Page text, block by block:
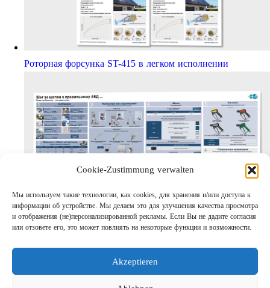
Cookie-Zustimmung verwalten
Мы используем такие технологии, как cookies, для хранения и/или доступа к
информации об устройстве. Мы делаем это для улучшения качества просмотра
и отображения (не)персонализированной рекламы. Если Вы не дадите согласия
или отзовете его, это может повлиять на некоторые функции и возможности.
Akzeptieren
Роторная форсунка ST-415 в легком исполнении
Шаг за шагом кправильному АВД
Links